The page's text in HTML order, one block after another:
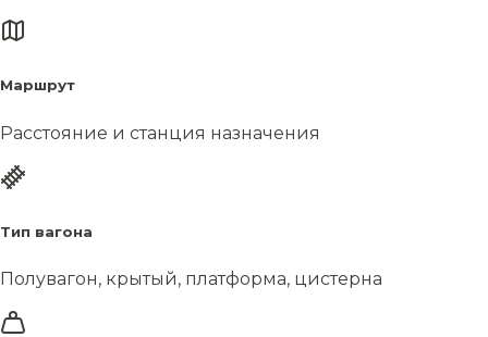
Маршрут
Расстояние и станция назначения
Тип вагона
Полувагон, крытый, платформа, цистерна